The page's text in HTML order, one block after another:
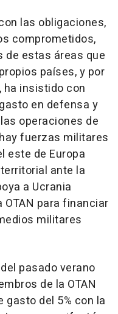
las obligaciones,
comprometidos,
de estas áreas que
países, y por
insistido con
en defensa y
operaciones de
fuerzas militares
este de Europa
ante la
a Ucrania
para financiar
militares
pasado verano
de la OTAN
del 5% con la